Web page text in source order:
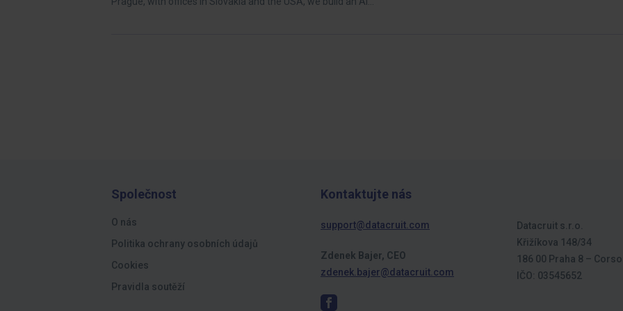
Společnost
O nás
Politika ochrany osobních údajů
Cookies
Pravidla soutěží
Kontaktujte nás
support@datacruit.com
Zdenek Bajer, CEO
zdenek.bajer@datacruit.com
Datacruit s.r.o.
Křižíkova 148/34
186 00 Praha 8 –
IČO: 03545652